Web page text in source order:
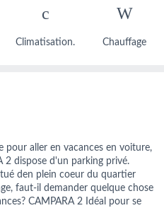
Climatisation. Chauffage
pour aller en vacances en voiture,
2 dispose d'un parking privé.
den plein coeur du quartier
faut-il demander quelque chose
CAMPARA 2 Idéal pour se